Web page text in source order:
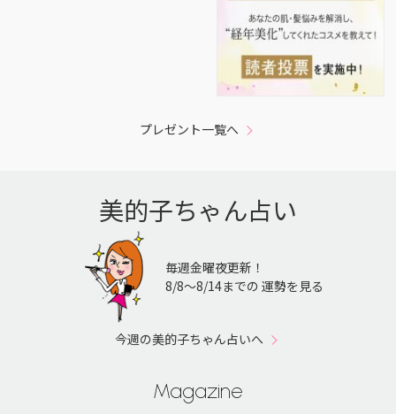
プレゼント一覧へ
美的子ちゃん占い
毎週金曜夜更新！
8/8〜8/14までの 運勢を見る
今週の美的子ちゃん占いへ
Magazine